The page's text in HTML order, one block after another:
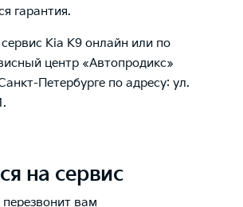
гарантия.
Kia K9 онлайн или по
центр «Автопродикс»
Петербурге по адресу: ул.
на сервис
вам